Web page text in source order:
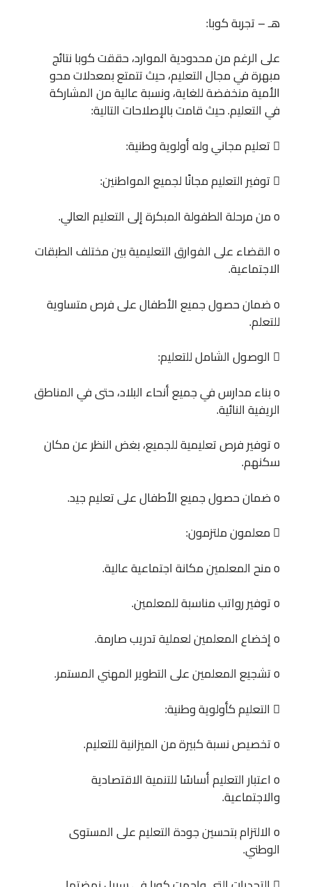
هـ – تجربة كوبا:
على الرغم من محدودية الموارد، حققت كوبا نتائج
مبهرة في مجال التعليم، حيث تتمتع بمعدلات محو
الأمية منخفضة للغاية، ونسبة عالية من المشاركة
في التعليم. حيث قامت بالإصلاحات التالية:
 تعليم مجاني وله أولوية وطنية:
 توفير التعليم مجانًا لجميع المواطنين:
o من مرحلة الطفولة المبكرة إلى التعليم العالي.
o القضاء على الفوارق التعليمية بين مختلف الطبقات
الاجتماعية.
o ضمان حصول جميع الأطفال على فرص متساوية
للتعلم.
 الوصول الشامل للتعليم:
o بناء مدارس في جميع أنحاء البلاد، حتى في المناطق
الريفية النائية.
o توفير فرص تعليمية للجميع، بغض النظر عن مكان
سكنهم.
o ضمان حصول جميع الأطفال على تعليم جيد.
 معلمون ملتزمون:
o منح المعلمين مكانة اجتماعية عالية.
o توفير رواتب مناسبة للمعلمين.
o إخضاع المعلمين لعملية تدريب صارمة.
o تشجيع المعلمين على التطوير المهني المستمر.
 التعليم كأولوية وطنية:
o تخصيص نسبة كبيرة من الميزانية للتعليم.
o اعتبار التعليم أساسًا للتنمية الاقتصادية
والاجتماعية.
o الالتزام بتحسين جودة التعليم على المستوى
الوطني.